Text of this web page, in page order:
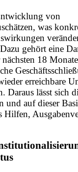
von
was
gehört eine
18
erreichbare
Daraus lässt sich
auf dieser
Hilfen,